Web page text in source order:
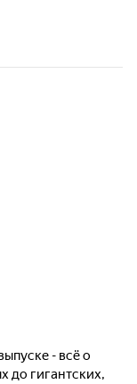
- всё о
до гигантских,